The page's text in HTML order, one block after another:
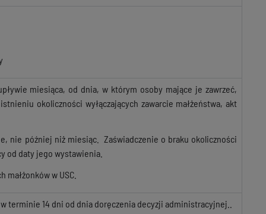
miesiąca, od dnia, w którym osoby mające je zawrzeć,
okoliczności wyłączających zawarcie małżeństwa, akt
nie później niż miesiąc. Zaświadczenie o braku okoliczności
od daty jego wystawienia.
w USC.
terminie 14 dni od dnia doręczenia decyzji administracyjnej..